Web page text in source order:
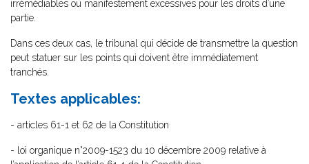
irrémédiables ou manifestement excessives pour les droits d’une
partie.
Dans ces deux cas, le tribunal qui décide de transmettre la question
peut statuer sur les points qui doivent être immédiatement
tranchés.
Textes applicables:
- articles 61-1 et 62 de la Constitution
- loi organique n°2009-1523 du 10 décembre 2009 relative à